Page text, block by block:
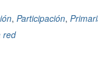
, Participación,
red